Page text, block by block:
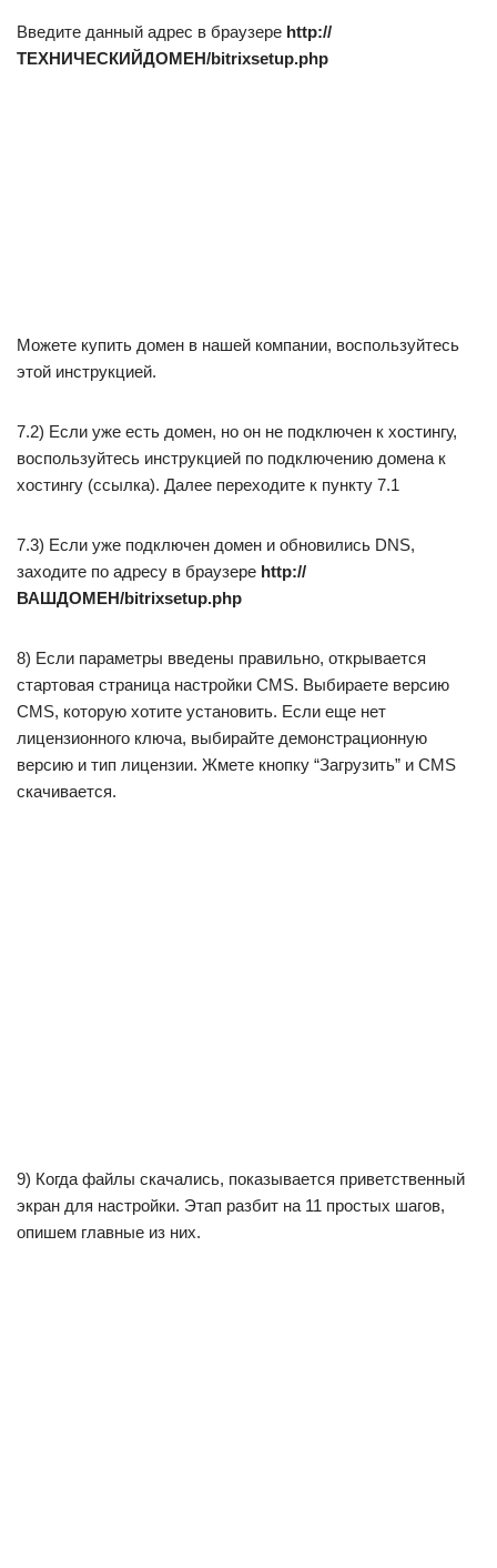
Введите данный адрес в браузере http://
ТЕХНИЧЕСКИЙДОМЕН/bitrixsetup.php
Можете купить домен в нашей компании, воспользуйтесь
этой инструкцией.
7.2) Если уже есть домен, но он не подключен к хостингу,
воспользуйтесь инструкцией по подключению домена к
хостингу (ссылка). Далее переходите к пункту 7.1
7.3) Если уже подключен домен и обновились DNS,
заходите по адресу в браузере http://
ВАШДОМЕН/bitrixsetup.php
8) Если параметры введены правильно, открывается
стартовая страница настройки CMS. Выбираете версию
CMS, которую хотите установить. Если еще нет
лицензионного ключа, выбирайте демонстрационную
версию и тип лицензии. Жмете кнопку “Загрузить” и CMS
скачивается.
9) Когда файлы скачались, показывается приветственный
экран для настройки. Этап разбит на 11 простых шагов,
опишем главные из них.